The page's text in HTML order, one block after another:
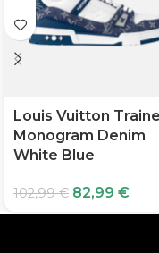
Louis Vuitton
Monogram Denim
White Blue
102,99€ 82,99 €